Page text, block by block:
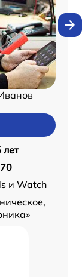
лет
и Watch